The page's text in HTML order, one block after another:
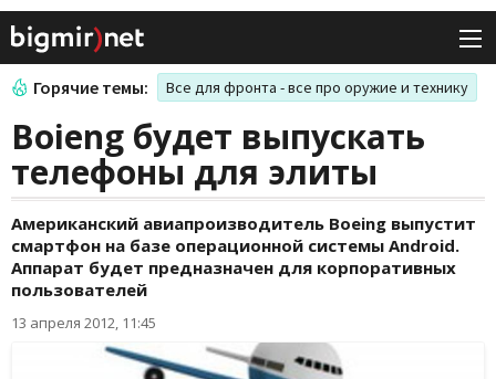
Горячие темы: Все для фронта - все про оружие и технику
Boieng будет выпускать
телефоны для элиты
Американский авиапроизводитель Boeing выпустит
смартфон на базе операционной системы Android.
Аппарат будет предназначен для корпоративных
пользователей
13 апреля 2012, 11:45